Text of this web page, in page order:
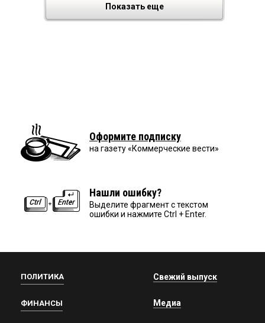
Показать еще
Оформите подписку
на газету «Коммерческие вести»
Нашли ошибку?
Выделите фрагмент с текстом
ошибки и нажмите Ctrl + Enter.
ПОЛИТИКА
ФИНАНСЫ
Свежий выпуск
Медиа